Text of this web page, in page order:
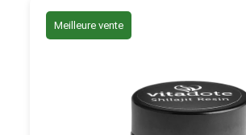
Meilleure vente